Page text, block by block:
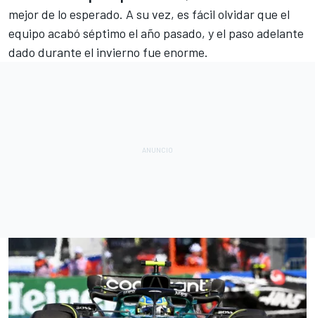
mejor de lo esperado. A su vez, es fácil olvidar que el
equipo acabó séptimo el año pasado, y el paso adelante
dado durante el invierno fue enorme.